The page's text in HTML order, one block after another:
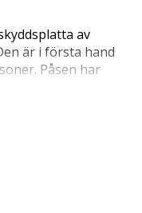
av
är i första hand
Påsen har